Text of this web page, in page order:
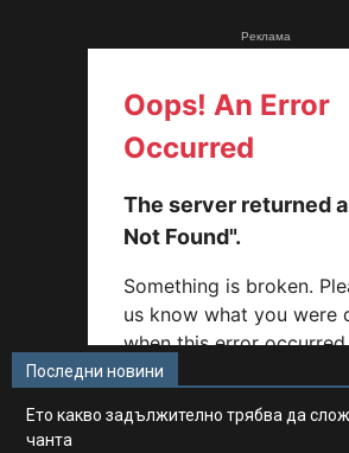
Реклама
Последни новини
Ето какво задължително трябва да
чанта